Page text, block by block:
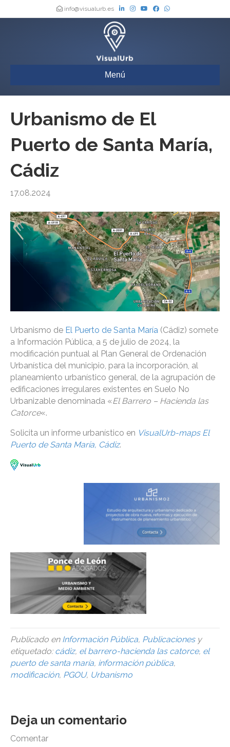
info@visualurb.es
Menú
Urbanismo de El
Puerto de Santa María,
Cádiz
17.08.2024
Urbanismo de El Puerto de Santa María (Cádiz) somete
a Información Pública, a 5 de julio de 2024, la
modificación puntual al Plan General de Ordenación
Urbanística del municipio, para la incorporación, al
planeamiento urbanístico general, de la agrupación de
edificaciones irregulares existentes en Suelo No
Urbanizable denominada «El Barrero – Hacienda las
Catorce«.
Solicita un informe urbanístico en VisualUrb-maps El
Puerto de Santa María, Cádiz.
Publicado en Información Pública, Publicacionesy
etiquetado: cádiz, el barrero-hacienda las catorce, el
puerto de santa maría, información pública,
modificación, PGOU, Urbanismo
Deja un comentario
Comentar